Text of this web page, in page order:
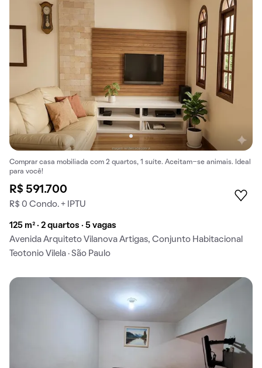
Comprar casa mobiliada com 2 quartos, 1 suíte. Aceitam-se animais. Ideal
para você!
R$ 591.700
R$ 0 Condo. + IPTU
125 m² · 2 quartos · 5 vagas
Avenida Arquiteto Vilanova Artigas, Conjunto Habitacional
Teotonio Vilela · São Paulo